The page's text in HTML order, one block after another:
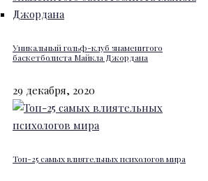
Уникальный гольф-клуб знаменитого
баскетболиста Майкла Джордана
29 декабря, 2020
Топ-25 самых влиятельных психологов мира